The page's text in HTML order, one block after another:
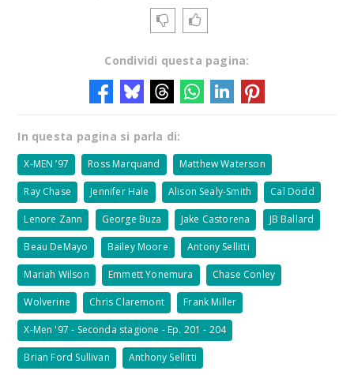
Condividi questa pagina:
In questa pagina si parla di:
X-MEN ’97 Ross Marquand Matthew Waterson
Ray Chase Jennifer Hale Alison Sealy-Smith Cal Dodd
Lenore Zann George Buza Jake Castorena JB Ballard
Beau DeMayo Bailey Moore Antony Sellitti
Mariah Wilson Emmett Yonemura Chase Conley
Wolverine Chris Claremont Frank Miller
X-Men '97 - Seconda stagione - Ep. 201 - 204
Brian Ford Sullivan Anthony Sellitti